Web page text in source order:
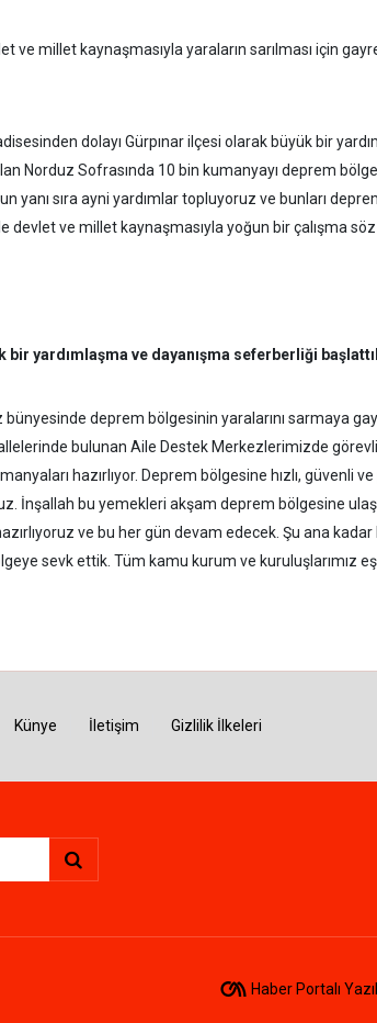
ve millet kaynaşmasıyla yaraların sarılması için
dolayı Gürpınar ilçesi olarak büyük bir
Norduz Sofrasında 10 bin kumanyayı deprem
yanı sıra ayni yardımlar topluyoruz ve bunları
devlet ve millet kaynaşmasıyla yoğun bir çalışma söz
bir yardımlaşma ve dayanışma seferberliği
bünyesinde deprem bölgesinin yaralarını sarmaya
bulunan Aile Destek Merkezlerimizde görevli
hazırlıyor. Deprem bölgesine hızlı, güvenli
İnşallah bu yemekleri akşam deprem bölgesine
ve bu her gün devam edecek. Şu ana
sevk ettik. Tüm kamu kurum ve kuruluşlarımız
Künye İletişim Gizlilik İlkeleri
Haber Portalı